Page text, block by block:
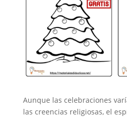
Aunque las celebraciones
las creencias religiosas, el